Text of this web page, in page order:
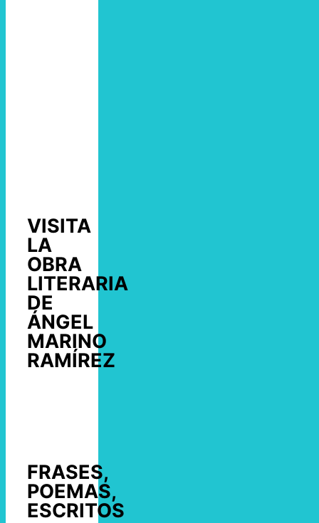
VISITA
LA
OBRA
LITERARIA
DE
ÁNGEL
MARINO
RAMÍREZ
FRASES,
POEMAS,
ESCRITOS